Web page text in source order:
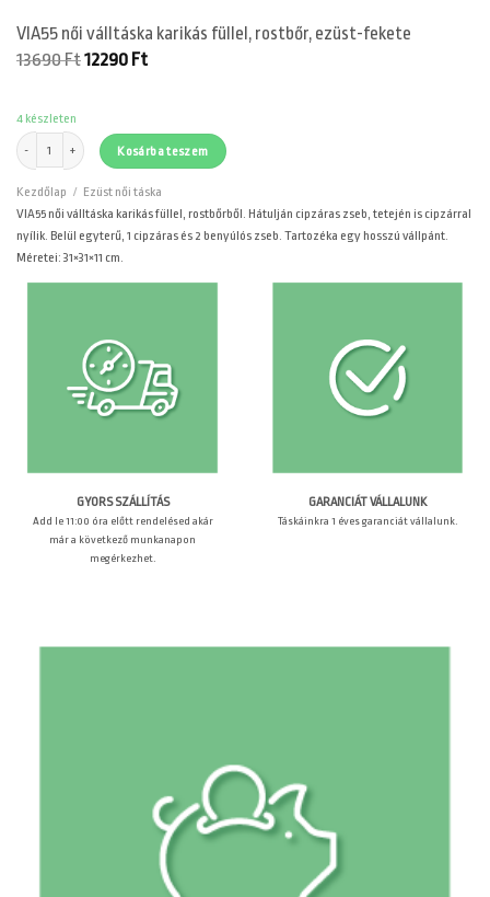
VIA55 női válltáska karikás füllel, rostbőr, ezüst-fekete
13690FtOriginal
12290 FtCurrent
4 készleten
VIA55 női válltáska karikás füllel, rostbőr, ezüst-fekete mennyiség
Kosárba teszem
Kezdőlap / Ezüst női táska
VIA55 női válltáska karikás füllel, rostbőrből. Hátulján cipzáras zseb, tetején is cipzárral
nyílik. Belül egyterű, 1 cipzáras és 2 benyúlós zseb. Tartozéka egy hosszú vállpánt.
Méretei: 31×31×11 cm.
GYORS SZÁLLÍTÁS
Add le 11:00 óra előtt rendelésed akár
már a következő munkanapon
megérkezhet.
GARANCIÁT VÁLLALUNK
Táskáinkra 1 éves garanciát vállalunk.